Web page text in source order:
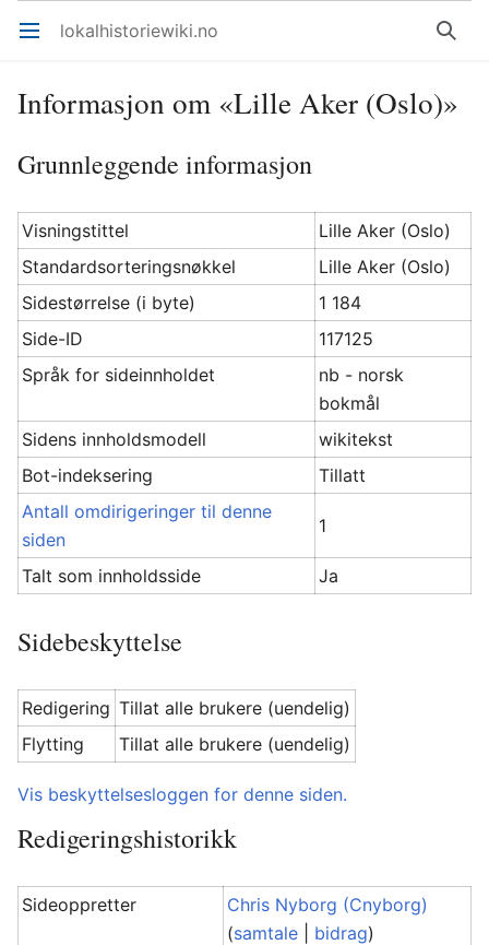
Åpne hovedmenyen lokalhistoriewiki.no Søk
Informasjon om «Lille Aker (Oslo)»
Grunnleggende informasjon
Visningstittel
Lille Aker (Oslo)
Standardsorteringsnøkkel
Lille Aker (Oslo)
Sidestørrelse (i byte)
1 184
Side-ID
117125
Språk for sideinnholdet
nb - norsk
bokmål
Sidens innholdsmodell
wikitekst
Bot-indeksering
Tillatt
Antall omdirigeringer til denne
siden
1
Talt som innholdsside Ja
Sidebeskyttelse
Redigering Tillat alle brukere (uendelig)
Flytting
Tillat alle brukere (uendelig)
Vis beskyttelsesloggen for denne siden.
Redigeringshistorikk
Sideoppretter
Chris Nyborg (Cnyborg)
(samtale bidrag)